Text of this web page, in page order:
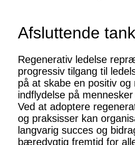
Afsluttende
Regenerativ ledelse
progressiv tilgang til
på at skabe en positiv og
indflydelse på
Ved at adoptere
og praksisser kan
langvarig succes og
bæredygtig fremtid for